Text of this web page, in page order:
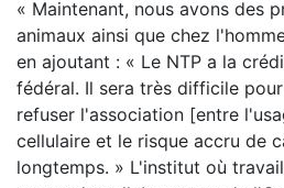
« Maintenant, nous avons des
animaux ainsi que chez
en ajoutant : « Le NTP a la
fédéral. Il sera très difficile
refuser l'association [entre
cellulaire et le risque accru de
longtemps. » L'institut où